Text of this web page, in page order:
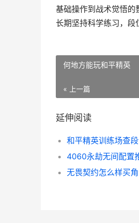
基础操作到战术觉悟的
长期坚持科学练习，段
何地方能玩和平精英
« 上一篇
延伸阅读
和平精英训练场查
4060永劫无间配置
无畏契约怎么样买